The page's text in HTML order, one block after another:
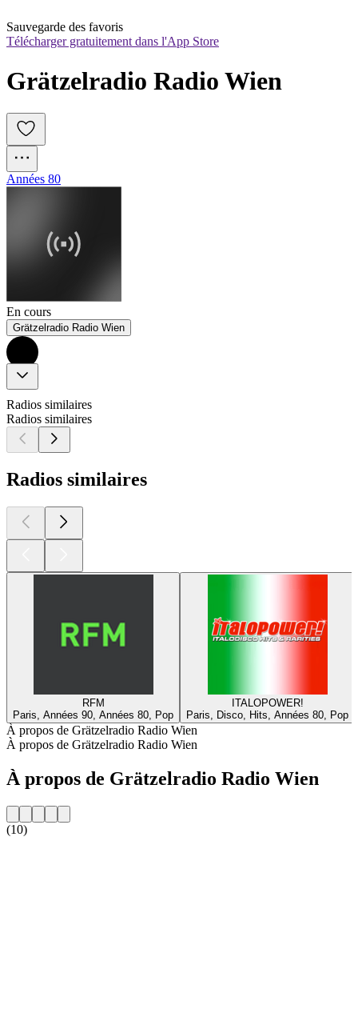
Sauvegarde des favoris
Télécharger gratuitement dans l'App Store
Grätzelradio Radio Wien
Années 80
En cours
Grätzelradio Radio Wien
Radios similaires
Radios similaires
Radios similaires
RFM
Paris, Années 90, Années 80, Pop
ITALOPOWER!
Paris, Disco, Hits, Années 80, Pop
À propos de Grätzelradio Radio Wien
À propos de Grätzelradio Radio Wien
À propos de Grätzelradio Radio Wien
(10)